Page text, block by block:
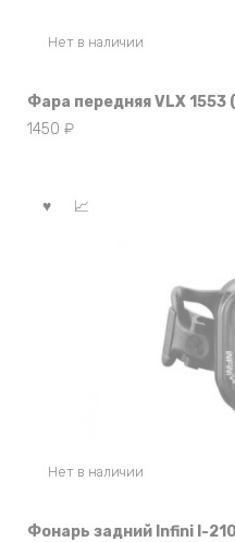
Нет в наличии
Фара передняя VLX 1553
1450 ₽
Нет в наличии
Фонарь задний Infini I-